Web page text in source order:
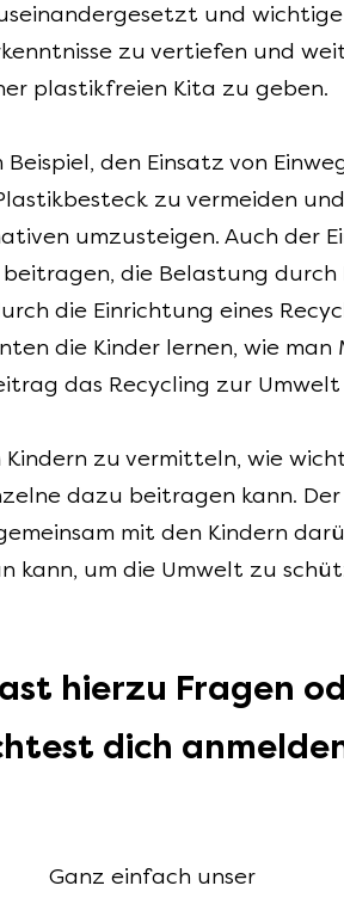
und wichtige
zu vertiefen und
plastikfreien Kita zu geben.
den Einsatz von
zu vermeiden
umzusteigen. Auch der
die Belastung
die Einrichtung eines
die Kinder lernen, wie
das Recycling zur
zu vermitteln, wie
dazu beitragen kann.
mit den Kindern
kann, um die Umwelt zu
hierzu Fragen
dich
Ganz einfach unser